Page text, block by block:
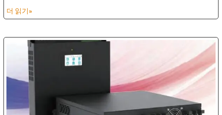
더 읽기»